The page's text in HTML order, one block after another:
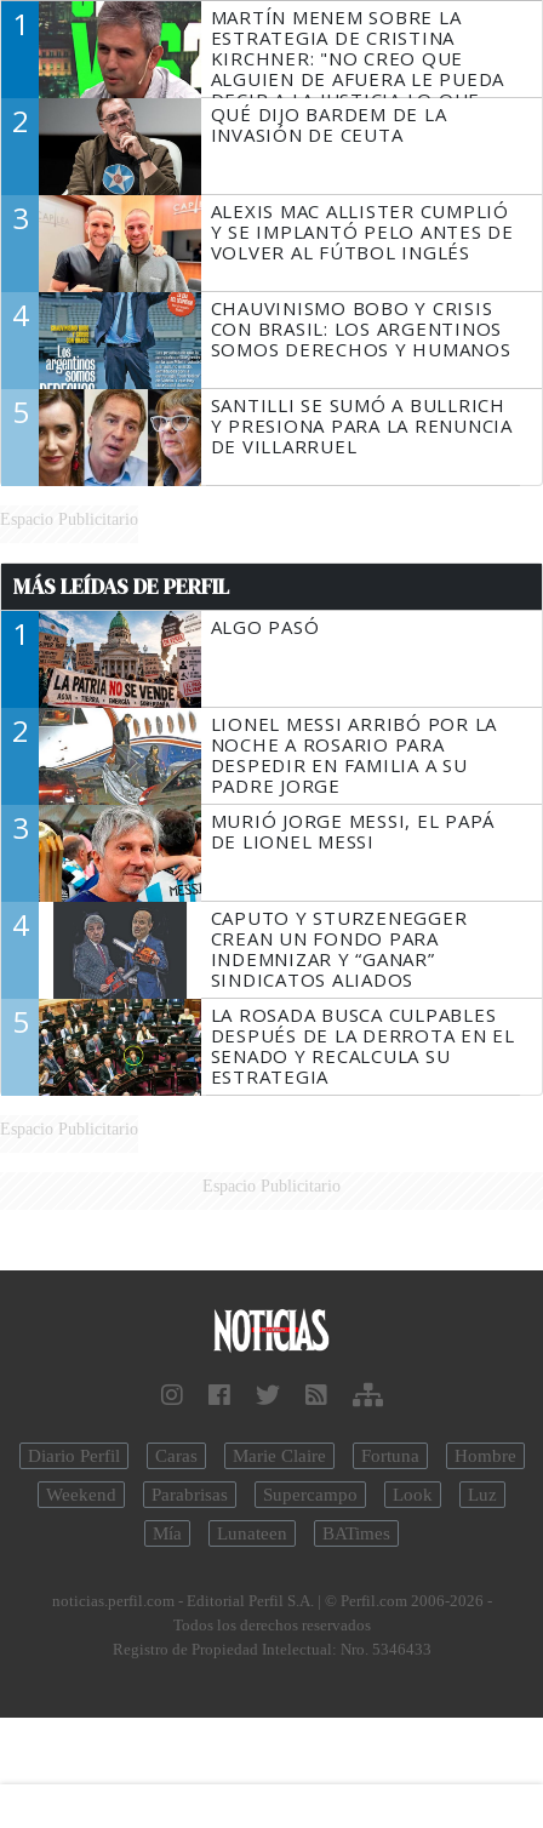
1
MARTÍN MENEM SOBRE LA
ESTRATEGIA DE CRISTINA
KIRCHNER: "NO CREO QUE
ALGUIEN DE AFUERA LE PUEDA
DECIR A LA JUSTICIA LO QUE
TIENE QUE HACER"
2
QUÉ DIJO BARDEM DE LA
INVASIÓN DE CEUTA
3
ALEXIS MAC ALLISTER CUMPLIÓ
Y SE IMPLANTÓ PELO ANTES DE
VOLVER AL FÚTBOL INGLÉS
4
CHAUVINISMO BOBO Y CRISIS
CON BRASIL: LOS ARGENTINOS
SOMOS DERECHOS Y HUMANOS
5
SANTILLI SE SUMÓ A BULLRICH
Y PRESIONA PARA LA RENUNCIA
DE VILLARRUEL
Espacio Publicitario
MÁS LEÍDAS DE PERFIL
1 ALGO PASÓ
2
LIONEL MESSI ARRIBÓ POR LA
NOCHE A ROSARIO PARA
DESPEDIR EN FAMILIA A SU
PADRE JORGE
3
MURIÓ JORGE MESSI, EL PAPÁ
DE LIONEL MESSI
4
CAPUTO Y STURZENEGGER
CREAN UN FONDO PARA
INDEMNIZAR Y “GANAR”
SINDICATOS ALIADOS
5
LA ROSADA BUSCA CULPABLES
DESPUÉS DE LA DERROTA EN EL
SENADO Y RECALCULA SU
ESTRATEGIA
Espacio Publicitario
Espacio Publicitario
Diario Perfil Caras Marie Claire Fortuna
Hombre
Weekend
Parabrisas Supercampo Look
Luz
Mía
Lunateen BATimes
noticias.perfil.com - Editorial Perfil S.A. | © Perfil.com 2006-2026 -
Todos los derechos reservados
Registro de Propiedad Intelectual: Nro. 5346433